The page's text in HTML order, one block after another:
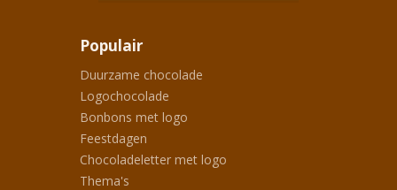
Populair
Duurzame chocolade
Logochocolade
Bonbons met logo
Feestdagen
Chocoladeletter met logo
Thema's